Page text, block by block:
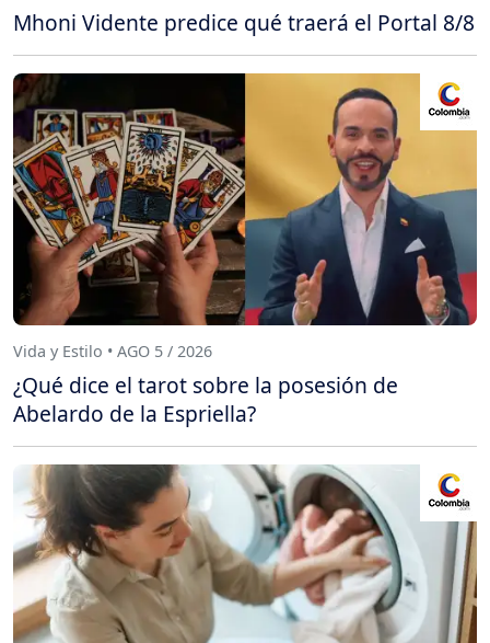
Mhoni Vidente predice qué traerá el Portal 8/8
Vida y Estilo • AGO 5 / 2026
¿Qué dice el tarot sobre la posesión de
Abelardo de la Espriella?